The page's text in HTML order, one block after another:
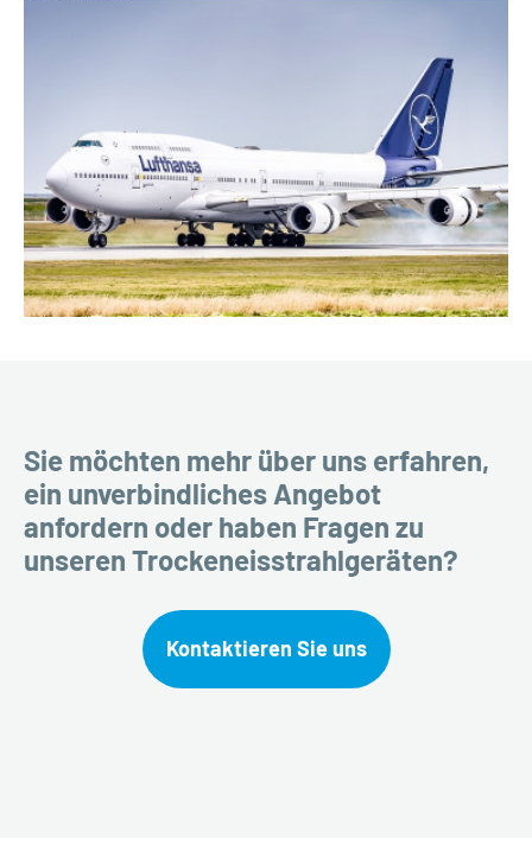
Sie möchten mehr über uns erfahren,
ein unverbindliches Angebot
anfordern oder haben Fragen zu
unseren Trockeneisstrahlgeräten?
Kontaktieren Sie uns